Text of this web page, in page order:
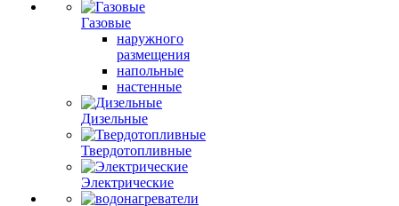
Газовые
наружного
размещения
напольные
настенные
Дизельные
Твердотопливные
Электрические